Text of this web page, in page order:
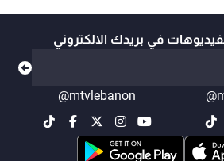
في بريدك الالكتروني
@mtvlebanon